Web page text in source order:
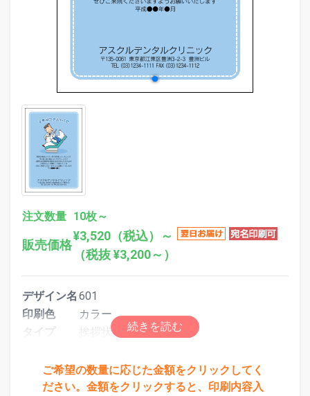
注文数量 10枚～
販売価格
¥3,520（税込）～
（税抜 ¥3,200～）
デザイン名 601
印刷色
カラー
タイプ
挨拶状（スタンダード）
ご希望の数量に応じた金額をクリックしてく
ださい。金額をクリックすると、印刷内容入